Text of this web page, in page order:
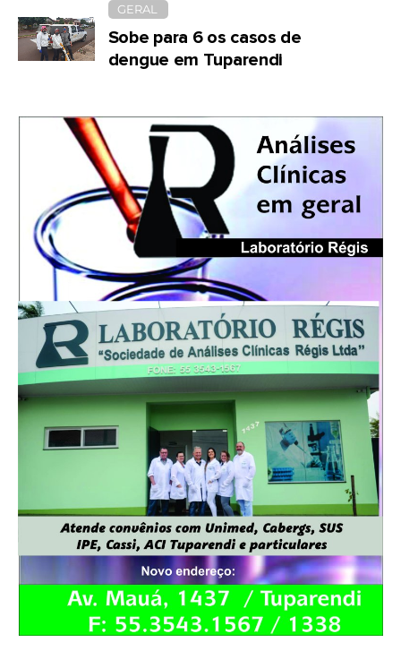
GERAL
Sobe para 6 os casos de
dengue em Tuparendi